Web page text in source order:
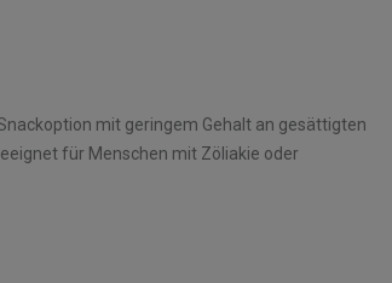
mit geringem Gehalt an gesättigten
für Menschen mit Zöliakie oder